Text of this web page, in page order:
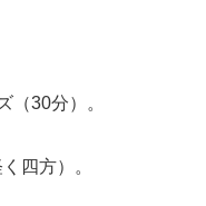
30分）。
四方）。